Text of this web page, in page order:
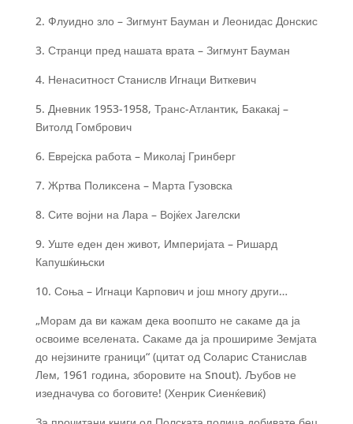
2. Флуидно зло – Зигмунт Бауман и Леонидас Донскис
3. Странци пред нашата врата – Зигмунт Бауман
4. Ненаситност Станислв Игнаци Виткевич
5. Дневник 1953-1958, Транс-Атлантик, Бакакај –
Витолд Гомбрович
6. Еврејска работа – Миколај Гринберг
7. Жртва Поликсена – Марта Гузовска
8. Сите војни на Лара – Војќех Јагелски
9. Уште еден ден живот, Империјата – Ришард
Капушќињски
10. Соња – Игнаци Карпович и још многу други…
„Морам да ви кажам дека воопшто не сакаме да ја
освоиме вселената. Сакаме да ја прошириме Земјата
до нејзините граници“ (цитат од Соларис Станислав
Лем, 1961 година, зборовите на Snout). Љубов не
изедначува со боговите! (Хенрик Сиенќевиќ)